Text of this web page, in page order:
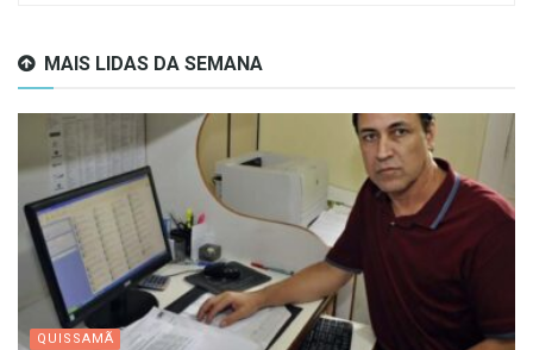
MAIS LIDAS DA SEMANA
QUISSAMÃ